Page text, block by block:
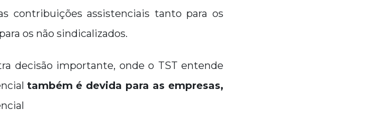
contribuições assistenciais tanto para os
os não sindicalizados.
decisão importante, onde o TST entende
também é devida para as empresas,